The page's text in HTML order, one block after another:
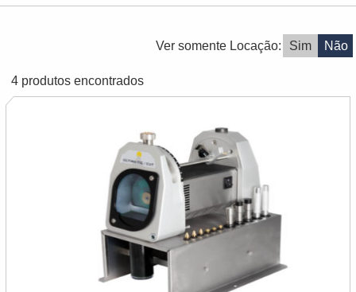
Ver somente Locação: Sim Não
4 produtos encontrados